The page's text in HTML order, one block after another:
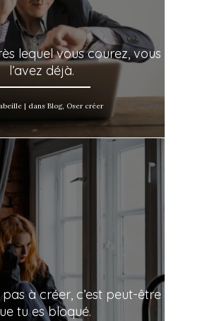
lequel vous courez, vous
l’avez déjà.
| dans Blog, Oser créer
pas à créer, c’est peut-être
tu es bloqué.